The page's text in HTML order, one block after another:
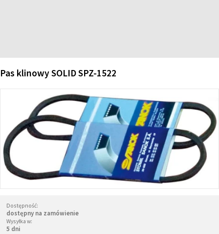
Pas klinowy SOLID SPZ-1522
Dostępność:
dostępny na zamówienie
Wysyłka w:
5 dni